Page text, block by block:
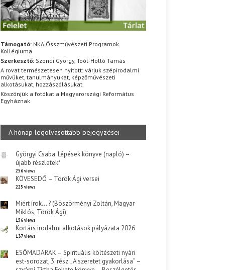
Támogató: NKA Összművészeti Programok
Kollégiuma
Szerkesztő: Szondi György, Toót-Holló Tamás
A rovat természetesen nyitott: várjuk szépirodalmi
művüket, tanulmányukat, képzőművészeti
alkotásukat, hozzászólásukat.
Köszönjük a fotókat a Magyarországi Református
Egyháznak
A hónap legolvasottabb bejegyzései
Györgyi Csaba: Lépések könyve (napló) –
újabb részletek*
256 views
KÖVESEDŐ – Török Ági versei
225 views
Miért írok… ? (Böszörményi Zoltán, Magyar
Miklós, Török Ági)
156 views
Kortárs irodalmi alkotások pályázata 2026
137 views
ESŐMADARAK – Spirituális költészeti nyári
est-sorozat, 3. rész: „A szeretet gyakorlása” –